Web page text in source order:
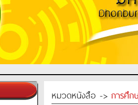
หมวดหนังสือ -> การศึก